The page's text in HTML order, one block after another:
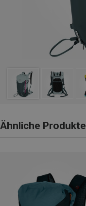
Ähnliche Produkte